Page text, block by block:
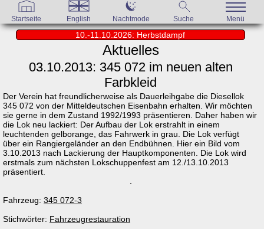
Startseite English Nachtmode Suche Menü
10.-11.10.2026: Herbstdampf
Aktuelles
03.10.2013: 345 072 im neuen alten
Farbkleid
Der Verein hat freundlicherweise als Dauerleihgabe die Diesellok
345 072 von der Mitteldeutschen Eisenbahn erhalten. Wir möchten
sie gerne in dem Zustand 1992/1993 präsentieren. Daher haben wir
die Lok neu lackiert: Der Aufbau der Lok erstrahlt in einem
leuchtenden gelborange, das Fahrwerk in grau. Die Lok verfügt
über ein Rangiergeländer an den Endbühnen. Hier ein Bild vom
3.10.2013 nach Lackierung der Hauptkomponenten. Die Lok wird
erstmals zum nächsten Lokschuppenfest am 12./13.10.2013
präsentiert.
Fahrzeug: 345 072-3
Stichwörter: Fahrzeugrestauration